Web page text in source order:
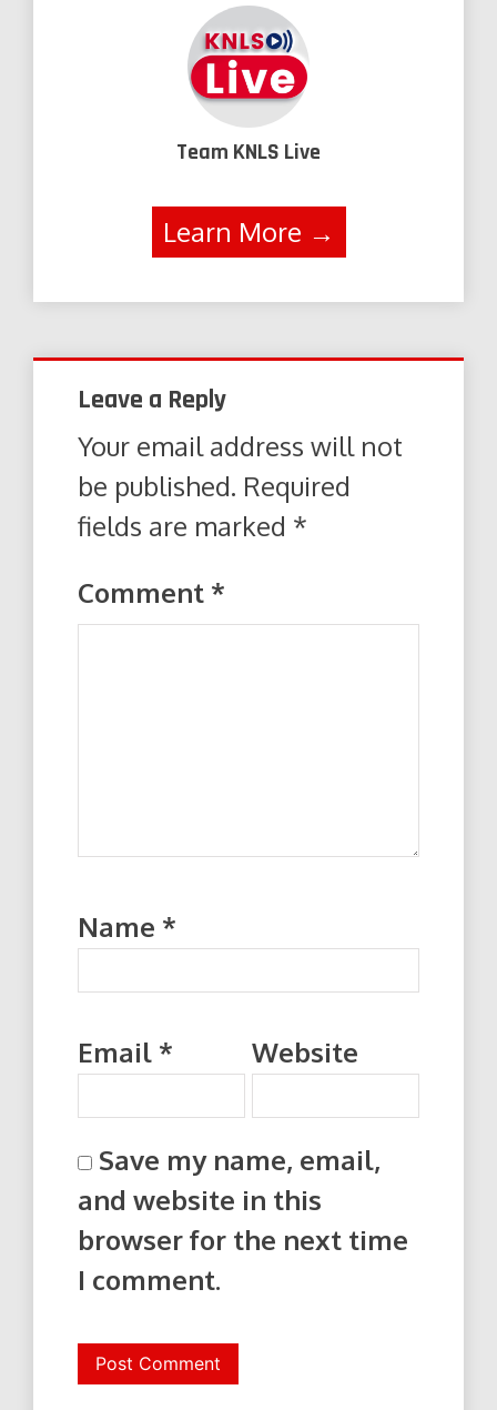
Team KNLS Live
Learn More →
Leave a Reply
Your email address will not
be published. Required
fields are marked *
Comment *
Name *
Email * Website
Save my name, email,
and website in this
browser for the next time
I comment.